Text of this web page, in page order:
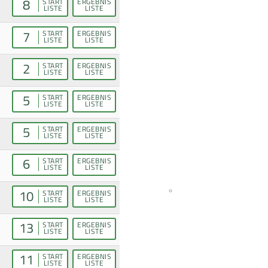
8 LISTE LISTE
7 START
LISTE
ERGEBNIS
LISTE
2 START
LISTE
ERGEBNIS
LISTE
5 START
LISTE
ERGEBNIS
LISTE
5 START
LISTE
ERGEBNIS
LISTE
6 START
LISTE
ERGEBNIS
LISTE
10 START
LISTE
ERGEBNIS
LISTE
13 START
LISTE
ERGEBNIS
LISTE
11 START
LISTE
ERGEBNIS
LISTE